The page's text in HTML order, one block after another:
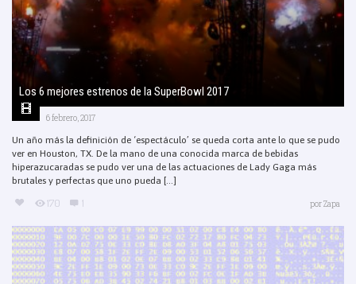
Los 6 mejores estrenos de la SuperBowl 2017
6 febrero, 2017
Un año más la definición de ‘espectáculo’ se queda corta ante lo que se pudo
ver en Houston, TX. De la mano de una conocida marca de bebidas
hiperazucaradas se pudo ver una de las actuaciones de Lady Gaga más
brutales y perfectas que uno pueda [...]
170 1 porZapa